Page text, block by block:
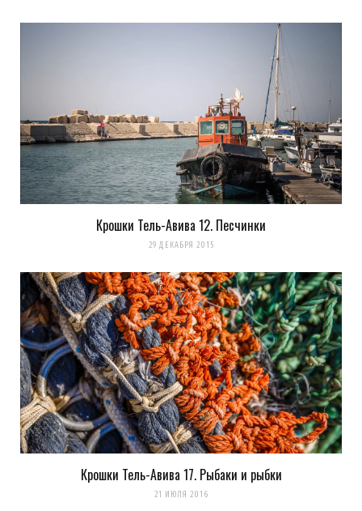
Крошки Тель-Авива 12. Песчинки
29 ДЕКАБРЯ 2015
Крошки Тель-Авива 17. Рыбаки и рыбки
21 ИЮЛЯ 2016